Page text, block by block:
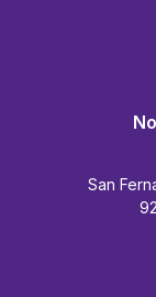
San